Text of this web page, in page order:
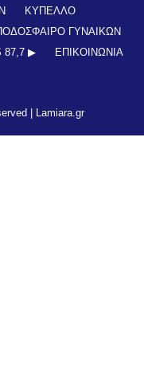
ΚΥΠΕΛΛΟ
ΓΥΝΑΙΚΩΝ
87,7 ▶︎ ΕΠΙΚΟΙΝΩΝΊΑ
| Lamiara.gr